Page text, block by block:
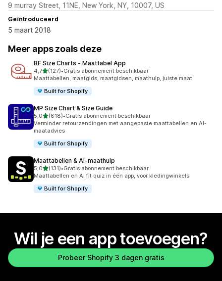
9 murray Street, 11NE, New York, NY, 10007, US
Geïntroduceerd
5 maart 2018
Meer apps zoals deze
BF Size Charts ‑ Maattabel App
4,7van 5 sterren
(127)
127 recensies in totaal
•Gratis abonnement beschikbaar
Maattabellen, maatgids, maatgidsen, maathulp, juiste maat
Built for Shopify
MP Size Chart & Size Guide
5,0van 5 sterren
(818)
818 recensies in totaal
•Gratis abonnement beschikbaar
Verminder retourzendingen met aangepaste maattabellen en AI-
maatadvies
Built for Shopify
Maattabellen & AI‑maathulp
5,0van 5 sterren
(131)
131 recensies in totaal
•Gratis abonnement beschikbaar
Maattabellen en AI fit quiz in één app, voor kledingwinkels
Built for Shopify
Wil je een app toevoegen?
Probeer Shopify 3 dagen gratis